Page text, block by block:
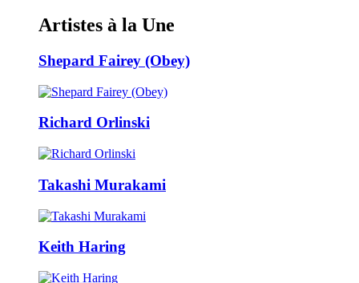
Artistes à la Une
Shepard Fairey (Obey)
Richard Orlinski
Takashi Murakami
Keith Haring